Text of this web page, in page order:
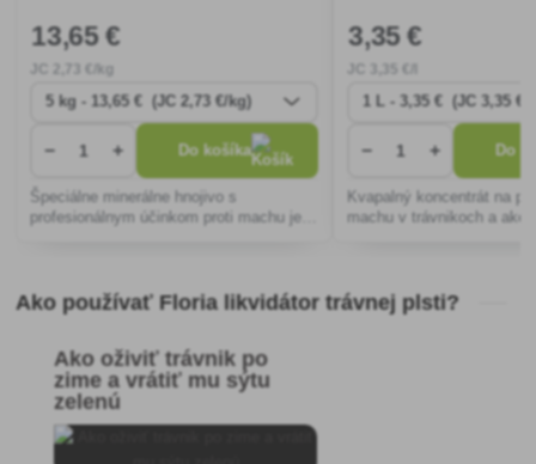
13,65 €
2 ,73 €/kg
− + Do košíka
Špeciálne minerálne hnojivo s
profesionálnym účinkom proti machu je
má hlavnú
3,35 €
,35 €/l
− + Do
Kvapalný koncentrát na
machu v trávnikoch a ako
Ako používať Floria likvidátor trávnej plsti?
Ako oživiť trávnik po
zime a vrátiť mu sýtu
zelenú